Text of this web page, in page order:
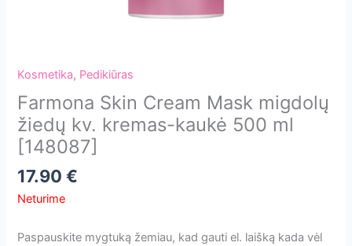
Kosmetika, Pedikiūras
Farmona Skin Cream Mask migdolų
žiedų kv. kremas-kaukė 500 ml
[148087]
17.90€
Neturime
Paspauskite mygtuką žemiau, kad gauti el. laišką kada vėl